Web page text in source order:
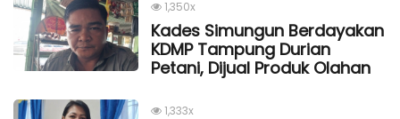
1,350x
Kades Simungun Berdayakan
KDMP Tampung Durian
Petani, Dijual Produk Olahan
1,333x